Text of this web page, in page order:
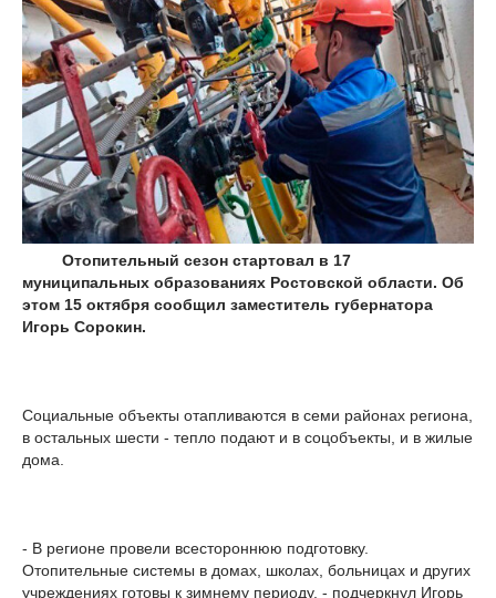
Отопительный сезон стартовал в 17
муниципальных образованиях Ростовской области. Об
этом 15 октября сообщил заместитель губернатора
Игорь Сорокин.
Социальные объекты отапливаются в семи районах региона,
в остальных шести - тепло подают и в соцобъекты, и в жилые
дома.
- В регионе провели всестороннюю подготовку.
Отопительные системы в домах, школах, больницах и других
учреждениях готовы к зимнему периоду, - подчеркнул Игорь